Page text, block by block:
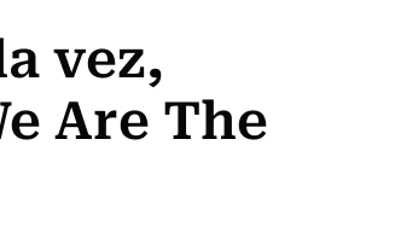
vez,
Are The